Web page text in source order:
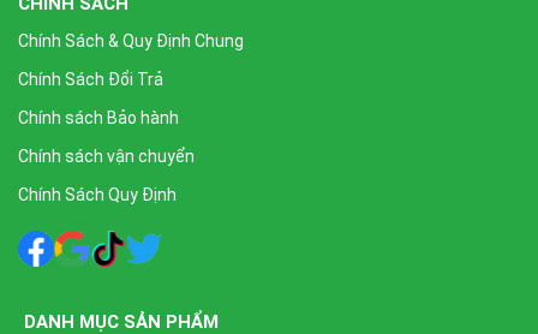
Chính Sách & Quy Định Chung
Chính Sách Đổi Trả
Chính sách Bảo hành
Chính sách vận chuyển
Chính Sách Quy Định
DANH MỤC SẢN PHẨM